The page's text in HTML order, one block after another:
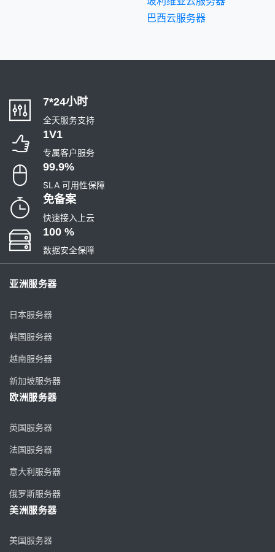
巴西云服务器
7*24小时
全天服务支持
1V1
专属客户服务
99.9%
SLA 可用性保障
免备案
快速接入上云
100 %
数据安全保障
亚洲服务器
日本服务器
韩国服务器
越南服务器
新加坡服务器
欧洲服务器
英国服务器
法国服务器
意大利服务器
俄罗斯服务器
美洲服务器
美国服务器